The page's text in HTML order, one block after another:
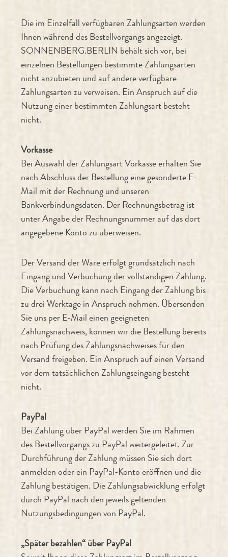
Die im Einzelfall verfügbaren Zahlungsarten werden
Ihnen während des Bestellvorgangs angezeigt.
SONNENBERG.BERLIN behält sich vor, bei
einzelnen Bestellungen bestimmte Zahlungsarten
nicht anzubieten und auf andere verfügbare
Zahlungsarten zu verweisen. Ein Anspruch auf die
Nutzung einer bestimmten Zahlungsart besteht
nicht.
Vorkasse
Bei Auswahl der Zahlungsart Vorkasse erhalten Sie
nach Abschluss der Bestellung eine gesonderte E-
Mail mit der Rechnung und unseren
Bankverbindungsdaten. Der Rechnungsbetrag ist
unter Angabe der Rechnungsnummer auf das dort
angegebene Konto zu überweisen.
Der Versand der Ware erfolgt grundsätzlich nach
Eingang und Verbuchung der vollständigen Zahlung.
Die Verbuchung kann nach Eingang der Zahlung bis
zu drei Werktage in Anspruch nehmen. Übersenden
Sie uns per E-Mail einen geeigneten
Zahlungsnachweis, können wir die Bestellung bereits
nach Prüfung des Zahlungsnachweises für den
Versand freigeben. Ein Anspruch auf einen Versand
vor dem tatsächlichen Zahlungseingang besteht
nicht.
PayPal
Bei Zahlung über PayPal werden Sie im Rahmen
des Bestellvorgangs zu PayPal weitergeleitet. Zur
Durchführung der Zahlung müssen Sie sich dort
anmelden oder ein PayPal-Konto eröffnen und die
Zahlung bestätigen. Die Zahlungsabwicklung erfolgt
durch PayPal nach den jeweils geltenden
Nutzungsbedingungen von PayPal.
„Später bezahlen“ über PayPal